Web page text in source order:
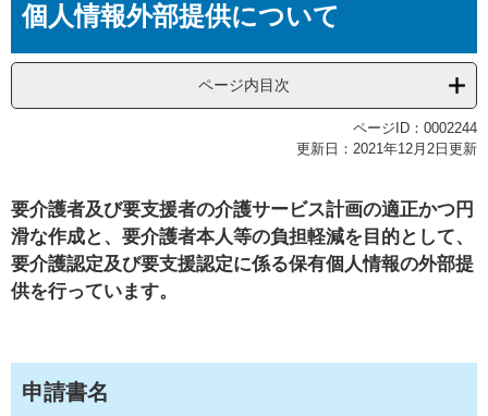
個人情報外部提供について
ページ内目次
ページID：0002244
更新日：2021年12月2日更新
要介護者及び要支援者の介護サービス計画の適正かつ円
滑な作成と、要介護者本人等の負担軽減を目的として、
要介護認定及び要支援認定に係る保有個人情報の外部提
供を行っています。
申請書名